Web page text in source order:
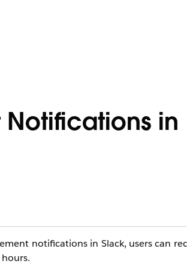
in
notifications in Slack, users can